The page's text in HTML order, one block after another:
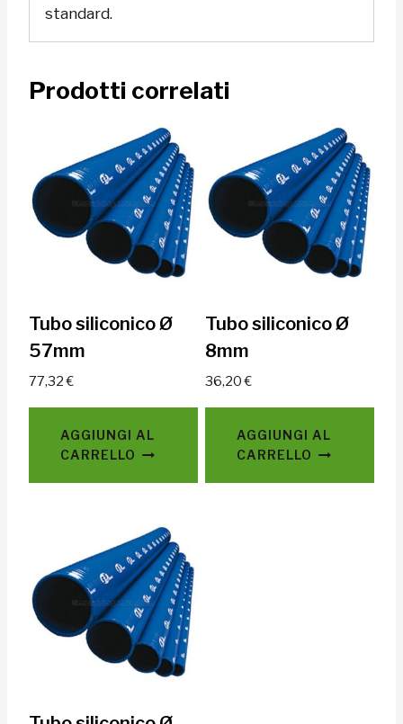
standard.
Prodotti correlati
Tubo siliconico Ø
57mm
77,32€
AGGIUNGI AL
CARRELLO
Tubo siliconico Ø
8mm
36,20€
AGGIUNGI AL
CARRELLO